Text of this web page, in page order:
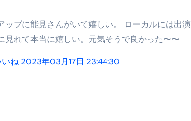
タリア観光客の来ない店【ペスト・ジェノベーゼ】
言わなくても通じ合う】イタリアンの名店 イルギ
見れて本当に嬉しい。元気そうで良かった〜〜
いね 2023年03月17日 23:44:30